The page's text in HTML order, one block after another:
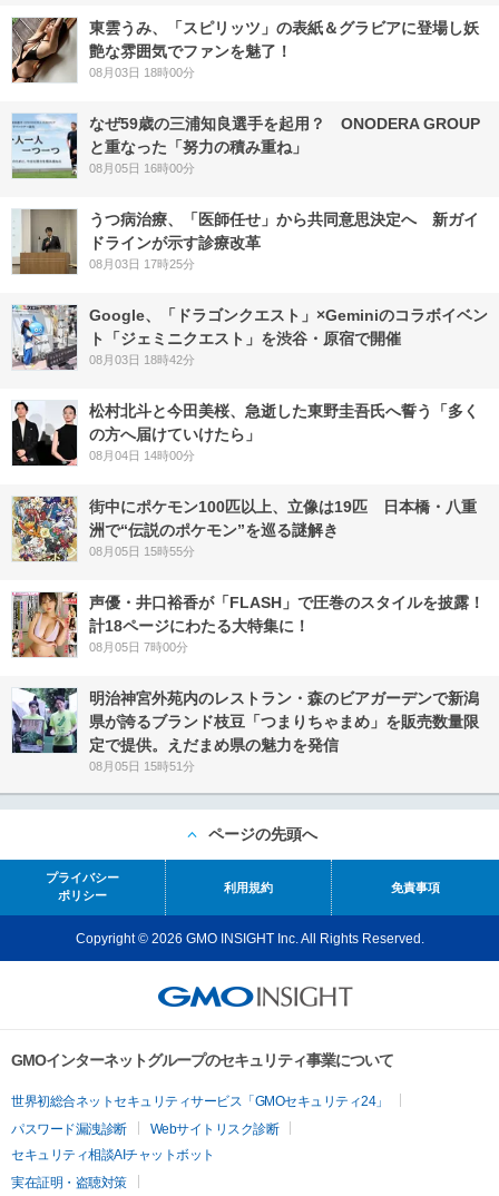
東雲うみ、「スピリッツ」の表紙＆グラビアに登場し妖
艶な雰囲気でファンを魅了！
08月03日 18時00分
なぜ59歳の三浦知良選手を起用？ ONODERA GROUP
と重なった「努力の積み重ね」
08月05日 16時00分
うつ病治療、「医師任せ」から共同意思決定へ 新ガイ
ドラインが示す診療改革
08月03日 17時25分
Google、「ドラゴンクエスト」×Geminiのコラボイベン
ト「ジェミニクエスト」を渋谷・原宿で開催
08月03日 18時42分
松村北斗と今田美桜、急逝した東野圭吾氏へ誓う「多く
の方へ届けていけたら」
08月04日 14時00分
街中にポケモン100匹以上、立像は19匹 日本橋・八重
洲で“伝説のポケモン”を巡る謎解き
08月05日 15時55分
声優・井口裕香が「FLASH」で圧巻のスタイルを披露！
計18ページにわたる大特集に！
08月05日 7時00分
明治神宮外苑内のレストラン・森のビアガーデンで新潟
県が誇るブランド枝豆「つまりちゃまめ」を販売数量限
定で提供。えだまめ県の魅力を発信
08月05日 15時51分
ページの先頭へ
プライバシー
ポリシー
利用規約 免責事項
Copyright © 2026 GMO INSIGHT Inc. All Rights Reserved.
GMOインターネットグループのセキュリティ事業について
世界初総合ネットセキュリティサービス「GMOセキュリティ24」
パスワード漏洩診断
Webサイトリスク診断
セキュリティ相談AIチャットボット
実在証明・盗聴対策